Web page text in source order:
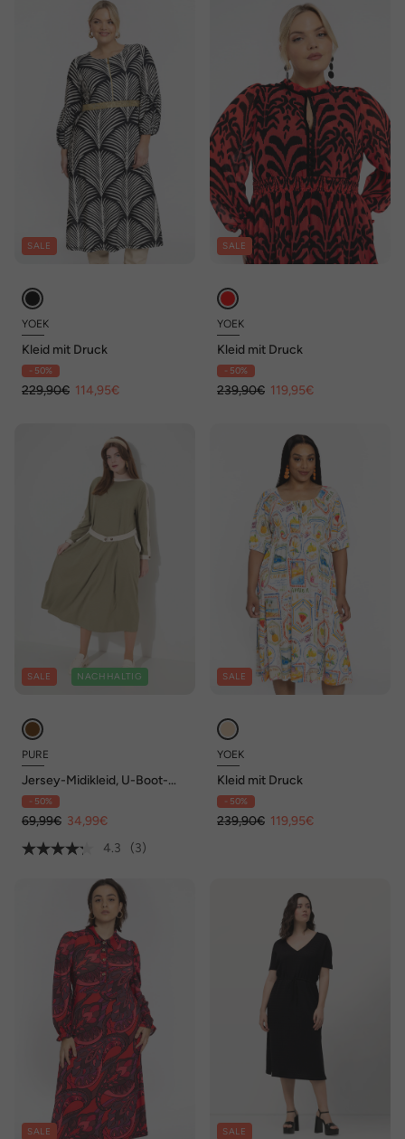
SALE
YOEK
Kleid mit Druck
- 50%
229,90€ 114,95€
SALE
YOEK
Kleid mit Druck
- 50%
239,90€ 119,95€
SALE NACHHALTIG
PURE
Jersey-Midikleid, U-Boot-
Ausschnitt, Langarm,
Biobaumwolle
- 50%
69,99€ 34,99€
4.3
(3)
SALE
YOEK
Kleid mit Druck
- 50%
239,90€ 119,95€
SALE SALE